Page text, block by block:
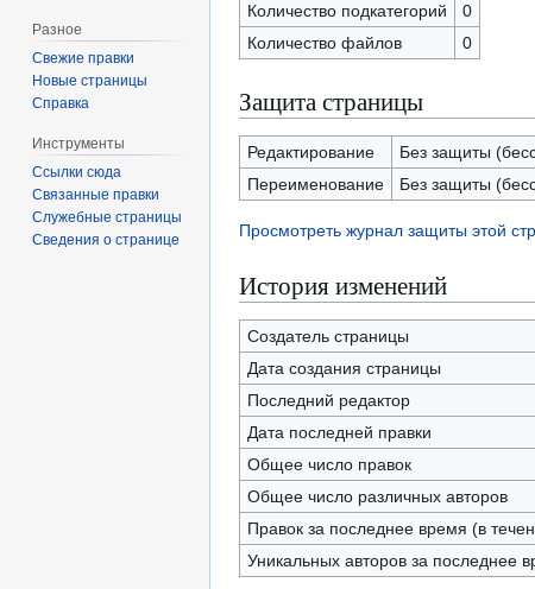
Количество подкатегорий
0
Количество файлов
0
Защита страницы
Редактирование
Без защиты
Переименование
Без защиты
Просмотреть журнал защиты этой
История изменений
Создатель страницы
Дата создания страницы
Последний редактор
Дата последней правки
Общее число правок
Общее число различных авторов
Правок за последнее время (в
Уникальных авторов за последнее
Разное
Свежие правки
Новые страницы
Справка
Инструменты
Ссылки сюда
Связанные правки
Служебные страницы
Сведения о странице